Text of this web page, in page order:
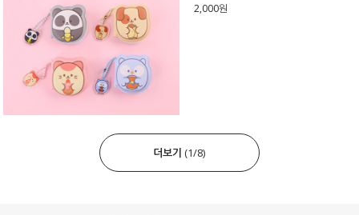
2,000원
더보기 (1/8)